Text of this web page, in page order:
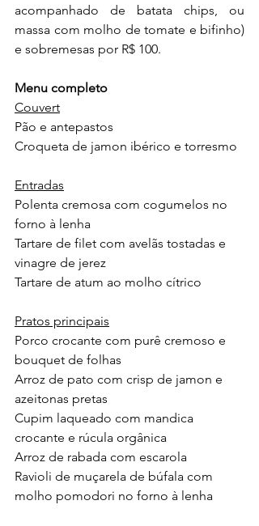
acompanhado de batata chips, ou
massa com molho de tomate e bifinho)
e sobremesas por R$ 100.
Menu completo
Couvert
Pão e antepastos
Croqueta de jamon ibérico e torresmo
Entradas
Polenta cremosa com cogumelos no
forno à lenha
Tartare de filet com avelãs tostadas e
vinagre de jerez
Tartare de atum ao molho cítrico
Pratos principais
Porco crocante com purê cremoso e
bouquet de folhas
Arroz de pato com crisp de jamon e
azeitonas pretas
Cupim laqueado com mandica
crocante e rúcula orgânica
Arroz de rabada com escarola
Ravioli de muçarela de búfala com
molho pomodori no forno à lenha